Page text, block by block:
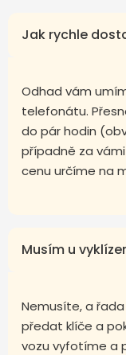
Jak rychle
Odhad vám
telefonátu.
do pár hodin
případně za
cenu určíme na
Musím u
Nemusíte, a
předat klíče a
vozu vyfotíme a